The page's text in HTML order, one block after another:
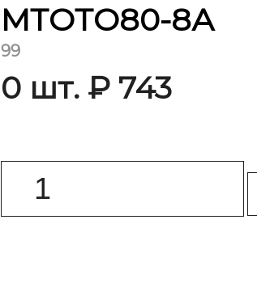
МТОТО80-8А
99
0 шт. ₽ 743